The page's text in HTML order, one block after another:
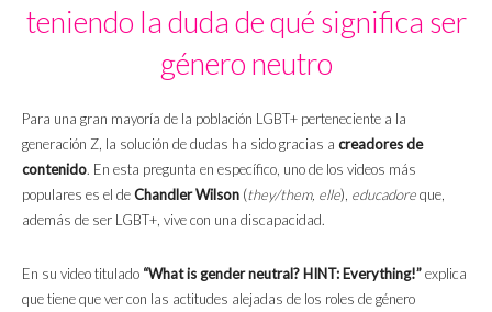
teniendo la duda de qué significa ser
género neutro
Para una gran mayoría de la población LGBT+ perteneciente a la
generación Z, la solución de dudas ha sido gracias a creadores de
contenido. En esta pregunta en específico, uno de los videos más
populares es el deChandler Wilson (they/them, elle), educadoreque,
además de ser LGBT+, vive con una discapacidad.
En su video titulado “What is gender neutral? HINT: Everything!”explica
que tiene que ver con las actitudes alejadas de los roles de género